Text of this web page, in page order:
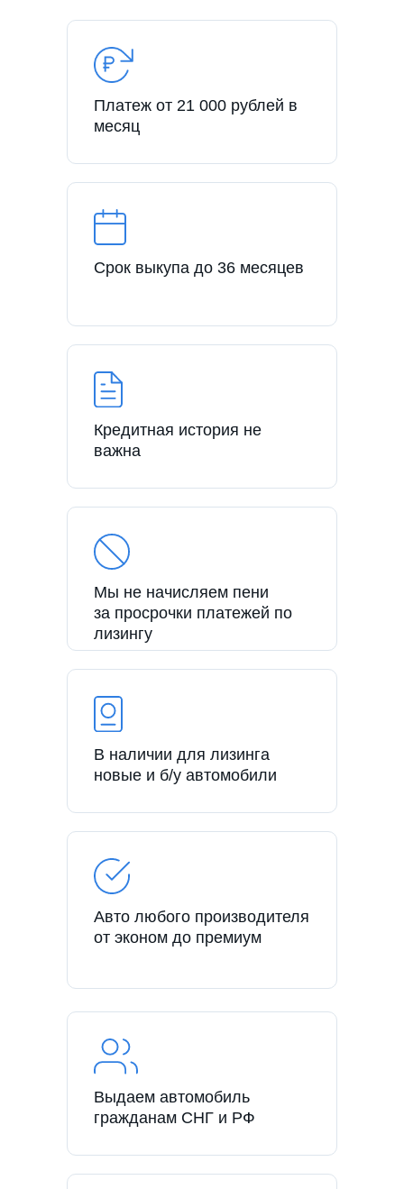
Платеж от 21 000 рублей в
месяц
Срок выкупа до 36 месяцев
Кредитная история не
важна
Мы не начисляем пени
за просрочки платежей по
лизингу
В наличии для лизинга
новые и б/у автомобили
Авто любого производителя
от эконом до премиум
Выдаем автомобиль
гражданам СНГ и РФ